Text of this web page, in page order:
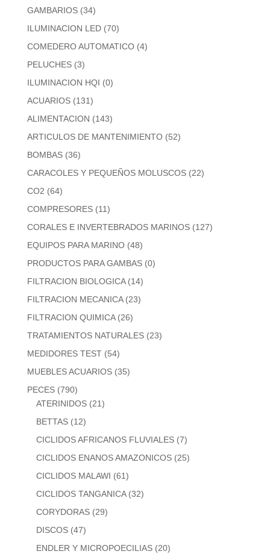
GAMBARIOS (34)
ILUMINACION LED (70)
COMEDERO AUTOMATICO (4)
PELUCHES (3)
ILUMINACION HQI (0)
ACUARIOS (131)
ALIMENTACION (143)
ARTICULOS DE MANTENIMIENTO (52)
BOMBAS (36)
CARACOLES Y PEQUEÑOS MOLUSCOS (22)
CO2 (64)
COMPRESORES (11)
CORALES E INVERTEBRADOS MARINOS (127)
EQUIPOS PARA MARINO (48)
PRODUCTOS PARA GAMBAS (0)
FILTRACION BIOLOGICA (14)
FILTRACION MECANICA (23)
FILTRACION QUIMICA (26)
TRATAMIENTOS NATURALES (23)
MEDIDORES TEST (54)
MUEBLES ACUARIOS (35)
PECES (790)
ATERINIDOS (21)
BETTAS (12)
CICLIDOS AFRICANOS FLUVIALES (7)
CICLIDOS ENANOS AMAZONICOS (25)
CICLIDOS MALAWI (61)
CICLIDOS TANGANICA (32)
CORYDORAS (29)
DISCOS (47)
ENDLER Y MICROPOECILIAS (20)